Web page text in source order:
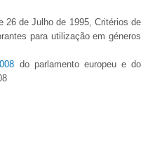
26 de Julho de 1995, Critérios de
para utilização em géneros
do parlamento europeu e do